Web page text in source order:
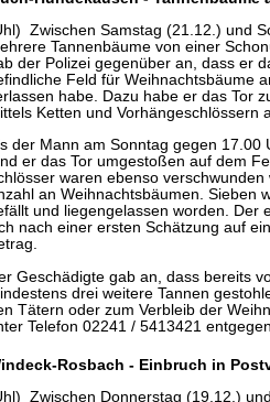
Zwischen Samstag (21.12.) und
Tannenbäume von einer
der Polizei gegenüber an, dass er
Feld für Weihnachtsbäume
habe. Dazu habe er das Tor
Ketten und Vorhängeschlössern
der Mann am Sonntag gegen 17.00
er das Tor umgestoßen auf dem
waren ebenso
an Weihnachtsbäumen. Sieben
und liegengelassen worden. Der
nach einer ersten Schätzung auf
Geschädigte gab an, dass bereits
drei weitere Tannen
Tätern oder zum Verbleib der
Telefon 02241 / 5413421
Rosbach - Einbruch in
Zwischen Donnerstag (19.12.)